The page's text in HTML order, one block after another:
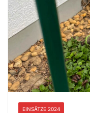
EINSÄTZE 2024